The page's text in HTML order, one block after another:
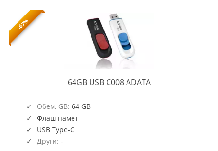
-67%
64GB USB C008 ADATA64GB
Обем, GB: 64 GB
Флаш памет
USB Type-C
Други: -